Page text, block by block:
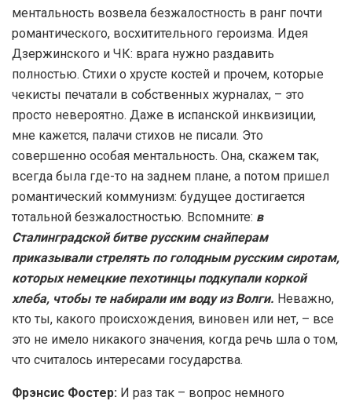
ментальность возвела безжалостность в ранг почти
романтического, восхитительного героизма. Идея
Дзержинского и ЧК: врага нужно раздавить
полностью. Стихи о хрусте костей и прочем, которые
чекисты печатали в собственных журналах, – это
просто невероятно. Даже в испанской инквизиции,
мне кажется, палачи стихов не писали. Это
совершенно особая ментальность. Она, скажем так,
всегда была где-то на заднем плане, а потом пришел
романтический коммунизм: будущее достигается
тотальной безжалостностью. Вспомните: в
Сталинградской битве русским снайперам
приказывали стрелять по голодным русским сиротам,
которых немецкие пехотинцы подкупали коркой
хлеба, чтобы те набирали им воду из Волги. Неважно,
кто ты, какого происхождения, виновен или нет, – все
это не имело никакого значения, когда речь шла о том,
что считалось интересами государства.
Фрэнсис Фостер: И раз так – вопрос немного